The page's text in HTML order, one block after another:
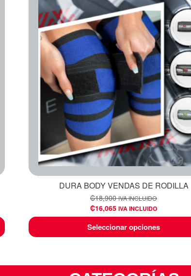
DURA BODY VENDAS DE RODILLA
₡18,900 IVA INCLUIDO
₡16,065 IVA INCLUIDO
Seleccionar opciones